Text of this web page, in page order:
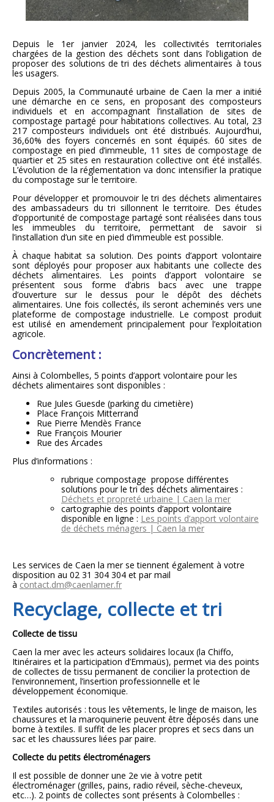
Depuis le 1er janvier 2024, les collectivités territoriales
chargées de la gestion des déchets sont dans l’obligation de
proposer des solutions de tri des déchets alimentaires à tous
les usagers.
Depuis 2005, la Communauté urbaine de Caen la mer a initié
une démarche en ce sens, en proposant des composteurs
individuels et en accompagnant l’installation de sites de
compostage partagé pour habitations collectives. Au total, 23
217 composteurs individuels ont été distribués. Aujourd’hui,
36,60% des foyers concernés en sont équipés. 60 sites de
compostage en pied d’immeuble, 11 sites de compostage de
quartier et 25 sites en restauration collective ont été installés.
L’évolution de la réglementation va donc intensifier la pratique
du compostage sur le territoire.
Pour développer et promouvoir le tri des déchets alimentaires
des ambassadeurs du tri sillonnent le territoire. Des études
d’opportunité de compostage partagé sont réalisées dans tous
les immeubles du territoire, permettant de savoir si
l’installation d’un site en pied d’immeuble est possible.
À chaque habitat sa solution. Des points d’apport volontaire
sont déployés pour proposer aux habitants une collecte des
déchets alimentaires. Les points d’apport volontaire se
présentent sous forme d’abris bacs avec une trappe
d’ouverture sur le dessus pour le dépôt des déchets
alimentaires. Une fois collectés, ils seront acheminés vers une
plateforme de compostage industrielle. Le compost produit
est utilisé en amendement principalement pour l’exploitation
agricole.
Concrètement :
Ainsi à Colombelles, 5 points d’apport volontaire pour les
déchets alimentaires sont disponibles :
Rue Jules Guesde (parking du cimetière)
Place François Mitterrand
Rue Pierre Mendès France
Rue François Mourier
Rue des Arcades
Plus d’informations :
rubrique compostage propose différentes
solutions pour le tri des déchets alimentaires :
Déchets et propreté urbaine | Caen la mer
cartographie des points d’apport volontaire
disponible en ligne : Les points d’apport volontaire
de déchets ménagers | Caen la mer
Les services de Caen la mer se tiennent également à votre
disposition au 02 31 304 304 et par mail
à contact.dm@caenlamer.fr
Recyclage, collecte et tri
Collecte de tissu
Caen la mer avec les acteurs solidaires locaux (la Chiffo,
Itinéraires et la participation d’Emmaüs), permet via des points
de collectes de tissu permanent de concilier la protection de
l’environnement, l’insertion professionnelle et le
développement économique.
Textiles autorisés : tous les vêtements, le linge de maison, les
chaussures et la maroquinerie peuvent être déposés dans une
borne à textiles. Il suffit de les placer propres et secs dans un
sac et les chaussures liées par paire.
Collecte du petits électroménagers
Il est possible de donner une 2e vie à votre petit
électroménager (grilles, pains, radio réveil, sèche-cheveux,
etc…). 2 points de collectes sont présents à Colombelles :